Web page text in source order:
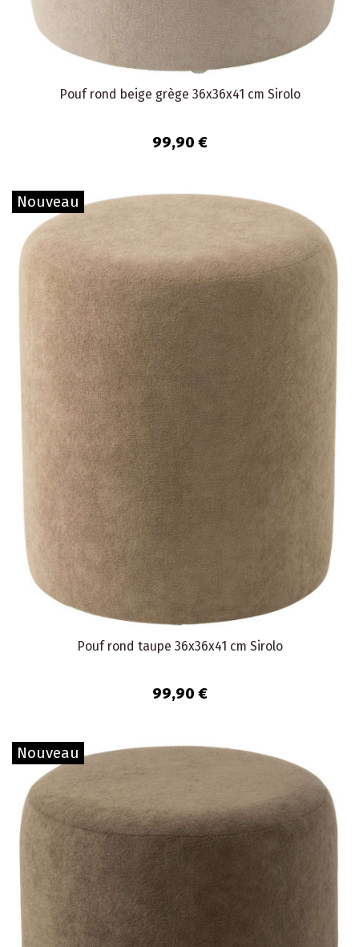
Pouf rond beige grège 36x36x41 cm Sirolo
99,90 €
Nouveau
Pouf rond taupe 36x36x41 cm Sirolo
99,90 €
Nouveau